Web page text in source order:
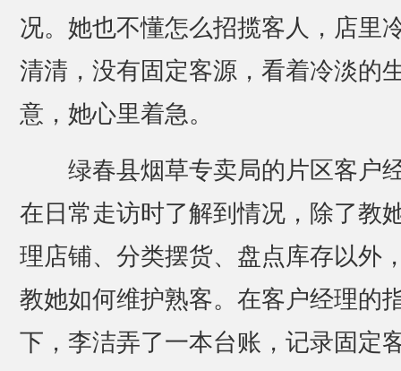
况。她也不懂怎么招揽客人，店里
清清，没有固定客源，看着冷淡的
意，她心里着急。
绿春县烟草专卖局的片区客户
在日常走访时了解到情况，除了教
理店铺、分类摆货、盘点库存以外
教她如何维护熟客。在客户经理的
下，李洁弄了一本台账，记录固定